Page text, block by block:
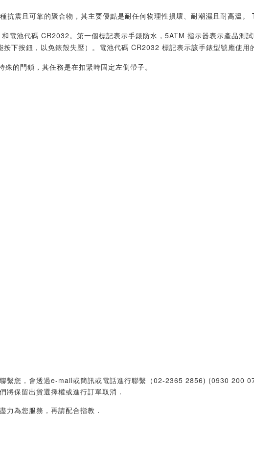
震且可靠的聚合物，其主要優點是耐任何物理性損壞、耐潮濕且耐高溫。
電池代碼 CR2032。第一個標記表示手錶防水，5ATM 指示器表示產品測
下按鈕，以免錶殼失壓）。電池代碼 CR2032 標記表示該手錶型號應使用
的閂鎖，其任務是在扣緊時固定左側帶子。
繫您，會透過e-mail或簡訊或電話進行聯繫（02-2365 2856) (0930 200
將保留出貨選擇權或進行訂單取消．
力為您服務，再請配合指教．